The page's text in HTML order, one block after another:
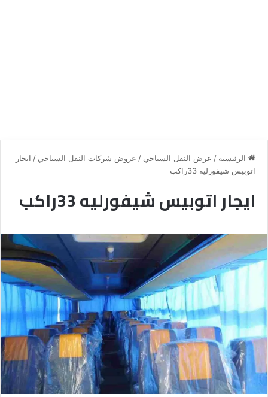
الرئيسية / عرض النقل السياحي / عروض شركات النقل السياحي / ايجار
اتوبيس شيفورليه 33راكب
ايجار اتوبيس شيفورليه 33راكب